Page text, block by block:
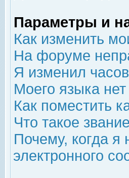
Параметры и
Как изменить
На форуме
Я изменил
Моего языка нет
Как поместить
Что такое
Почему, когда
электронного